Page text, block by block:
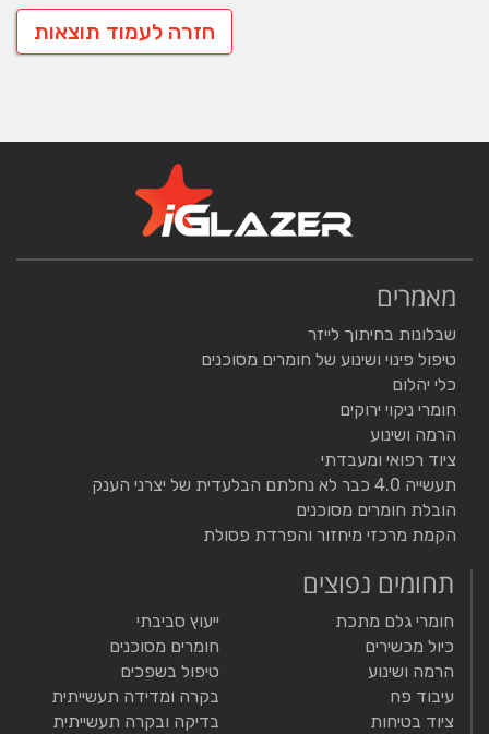
חזרה לעמוד תוצאות
מאמרים
שבלונות בחיתוך לייזר
טיפול פינוי ושינוע של חומרים מסוכנים
כלי יהלום
חומרי ניקוי ירוקים
הרמה ושינוע
ציוד רפואי ומעבדתי
תעשייה 4.0 כבר לא נחלתם הבלעדית של יצרני הענק
הובלת חומרים מסוכנים
הקמת מרכזי מיחזור והפרדת פסולת
תחומים נפוצים
חומרי גלם מתכת
כיול מכשירים
הרמה ושינוע
עיבוד פח
ציוד בטיחות
ייעוץ סביבתי
חומרים מסוכנים
טיפול בשפכים
בקרה ומדידה תעשייתית
בדיקה ובקרה תעשייתית